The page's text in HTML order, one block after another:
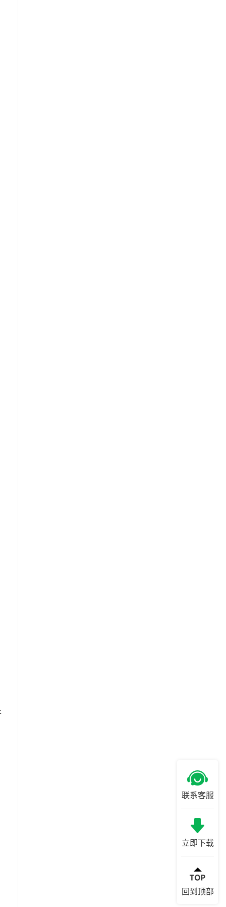
联系客服
立即下载
回到顶部